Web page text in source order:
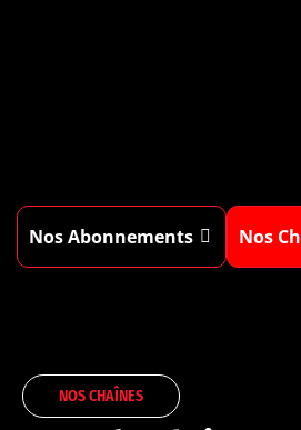
Nos Abonnements Nos
NOS CHAÎNES